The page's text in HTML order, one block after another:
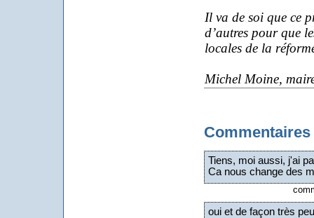
Il va de soi que ce
d’autres pour que
locales de la
Michel Moine,
Commentaires
Tiens, moi aussi, j'ai
Ca nous change des
oui et de façon très